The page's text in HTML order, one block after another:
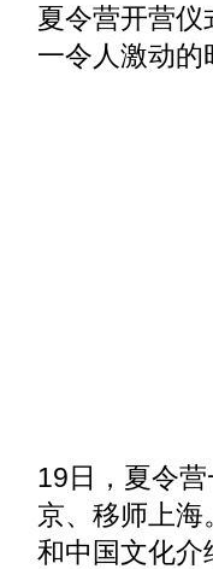
夏令营开营
一令人激动的
19日，夏令
京、移师上
和中国文化介